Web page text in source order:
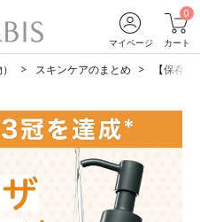
マイページ
0
カート
スキンケアのまとめ 【保存